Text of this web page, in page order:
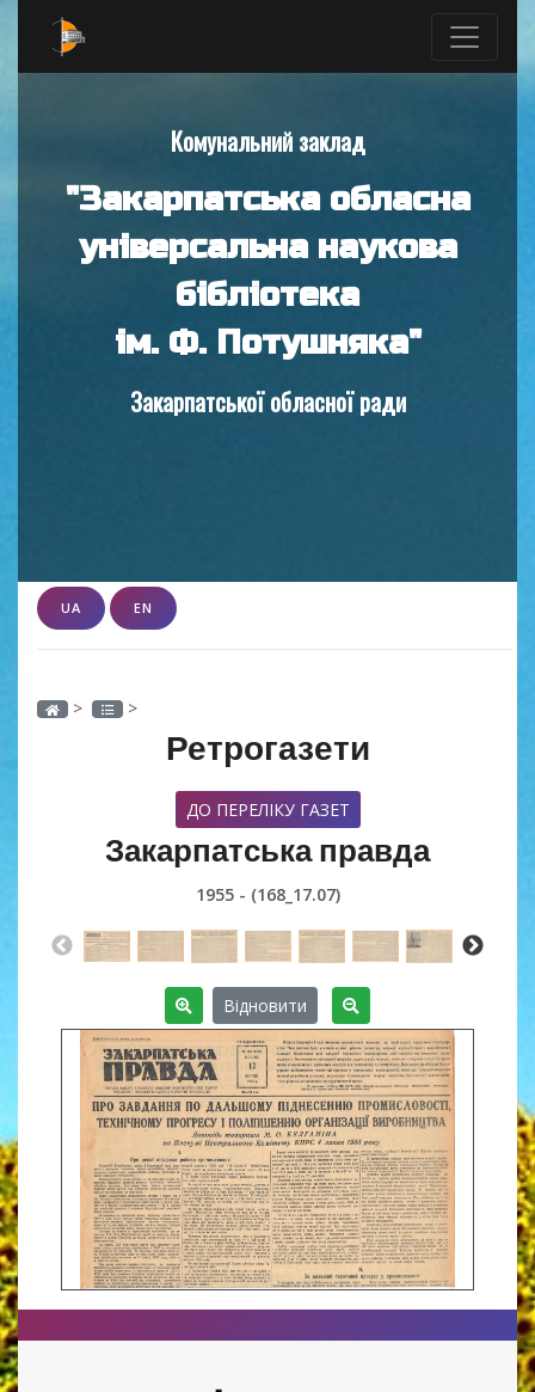
Комунальний заклад
"Закарпатська обласна
універсальна наукова
бібліотека
ім. Ф. Потушняка"
Закарпатської обласної ради
UA EN
> >
Ретрогазети
ДО ПЕРЕЛІКУ ГАЗЕТ
Закарпатська правда
1955 - (168_17.07)
Відновити